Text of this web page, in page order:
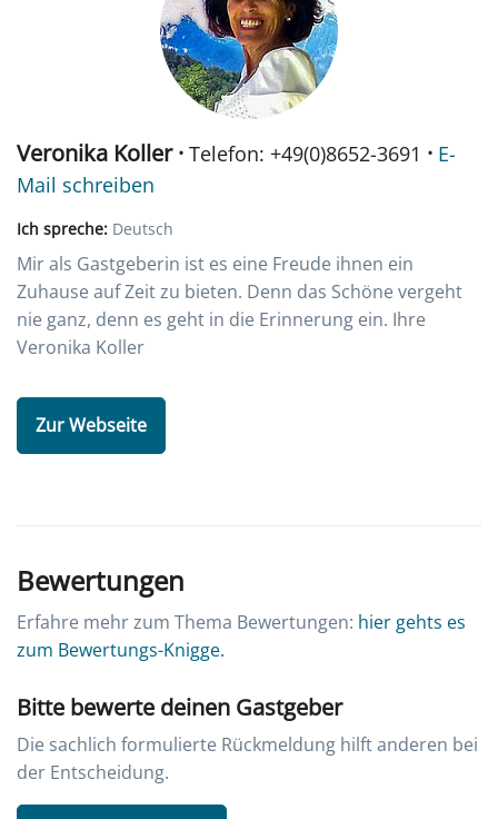
Veronika Koller · Telefon: +49(0)8652-3691 · E-
Mail schreiben
Ich spreche: Deutsch
Mir als Gastgeberin ist es eine Freude ihnen ein
Zuhause auf Zeit zu bieten. Denn das Schöne vergeht
nie ganz, denn es geht in die Erinnerung ein. Ihre
Veronika Koller
Zur Webseite
Bewertungen
Erfahre mehr zum Thema Bewertungen: hier gehts es
zum Bewertungs-Knigge.
Bitte bewerte deinen Gastgeber
Die sachlich formulierte Rückmeldung hilft anderen bei
der Entscheidung.